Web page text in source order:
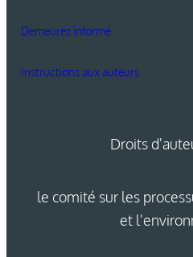
Demeurez informé
Instructions aux auteurs
Droits
le comité sur les
et